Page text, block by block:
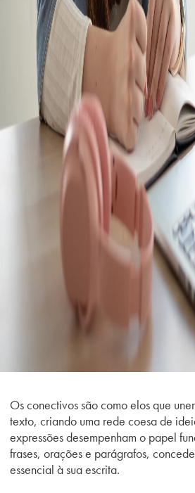
Os conectivos são como elos que
texto, criando uma rede coesa de
expressões desempenham o papel
frases, orações e parágrafos,
essencial à sua escrita.